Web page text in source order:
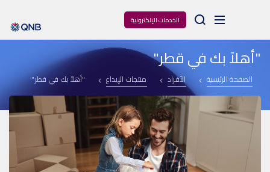
الخدمات الإلكترونية Arama
"أهلاً بك في قطر"
الصفحة الرئيسية الأفراد منتجات الإيداع "أهلاً بك في قطر"